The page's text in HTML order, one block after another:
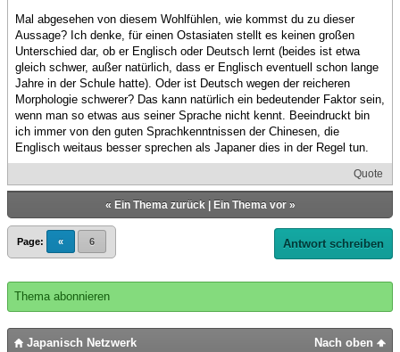
Mal abgesehen von diesem Wohlfühlen, wie kommst du zu dieser
Aussage? Ich denke, für einen Ostasiaten stellt es keinen großen
Unterschied dar, ob er Englisch oder Deutsch lernt (beides ist etwa
gleich schwer, außer natürlich, dass er Englisch eventuell schon lange
Jahre in der Schule hatte). Oder ist Deutsch wegen der reicheren
Morphologie schwerer? Das kann natürlich ein bedeutender Faktor sein,
wenn man so etwas aus seiner Sprache nicht kennt. Beeindruckt bin
ich immer von den guten Sprachkenntnissen der Chinesen, die
Englisch weitaus besser sprechen als Japaner dies in der Regel tun.
Quote
« Ein Thema zurück| Ein Thema vor»
Page: « 6 Antwort schreiben
Thema abonnieren
Nach oben
Japanisch Netzwerk